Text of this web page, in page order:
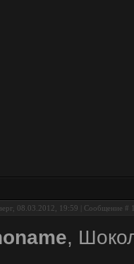
08.03.2012, 19:59 | Сообщение #
,